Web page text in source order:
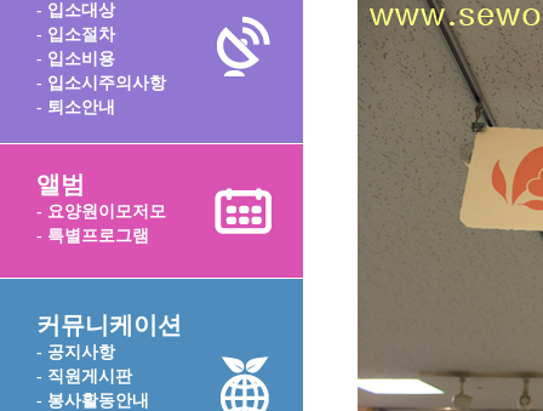
- 입소대상
- 입소절차
- 입소비용
- 입소시주의사항
- 퇴소안내
앨범
- 요양원이모저모
- 특별프로그램
커뮤니케이션
- 공지사항
- 직원게시판
- 봉사활동안내